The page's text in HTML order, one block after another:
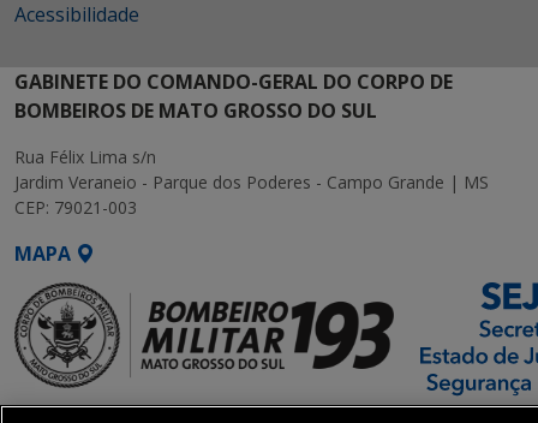
Acessibilidade
GABINETE DO COMANDO-GERAL DO CORPO DE
BOMBEIROS DE MATO GROSSO DO SUL
Rua Félix Lima s/n
Jardim Veraneio - Parque dos Poderes - Campo Grande | MS
CEP: 79021-003
MAPA